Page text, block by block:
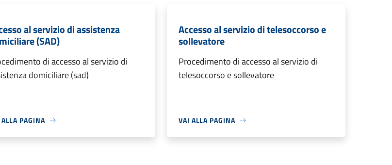
al servizio di assistenza
(SAD)
di accesso al servizio di
domiciliare (sad)
PAGINA
Accesso al servizio di telesoccorso e
sollevatore
Procedimento di accesso al servizio di
telesoccorso e sollevatore
VAI ALLA PAGINA